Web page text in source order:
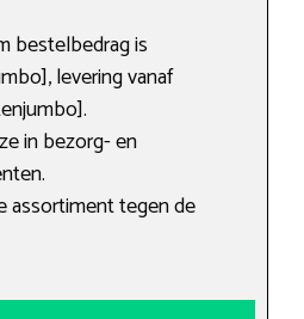
bestelbedrag is
levering vanaf
in bezorg- en
assortiment tegen de